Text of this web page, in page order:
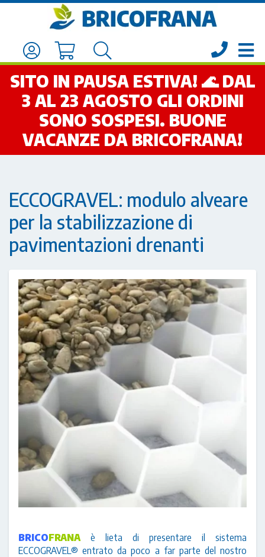
SITO IN PAUSA ESTIVA! 🌊 DAL
3 AL 23 AGOSTO GLI ORDINI
SONO SOSPESI. BUONE
VACANZE DA BRICOFRANA!
ECCOGRAVEL: modulo alveare
per la stabilizzazione di
pavimentazioni drenanti
BRICOFRANA è lieta di presentare il sistema
ECCOGRAVEL® entrato da poco a far parte del nostro